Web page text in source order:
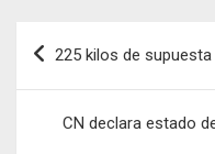
Navegación
entradas
225 kilos de
CN declara estado